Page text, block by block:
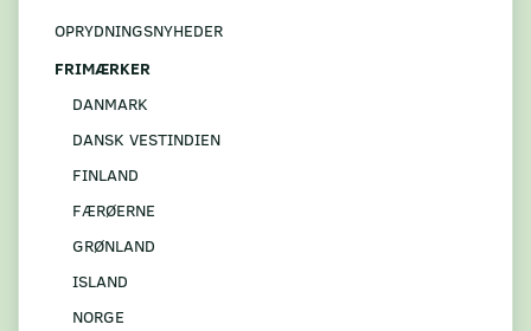
OPRYDNINGSNYHEDER
FRIMÆRKER
DANMARK
DANSK VESTINDIEN
FINLAND
FÆRØERNE
GRØNLAND
ISLAND
NORGE